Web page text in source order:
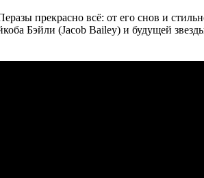
прекрасно всё: от его снов и
Бэйли (Jacob Bailey) и будущей